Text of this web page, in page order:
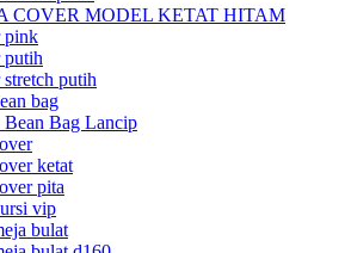
COVER MODEL KETAT HITAM
pink
putih
putih
bag
Bag Lancip
ketat
pita
vip
bulat